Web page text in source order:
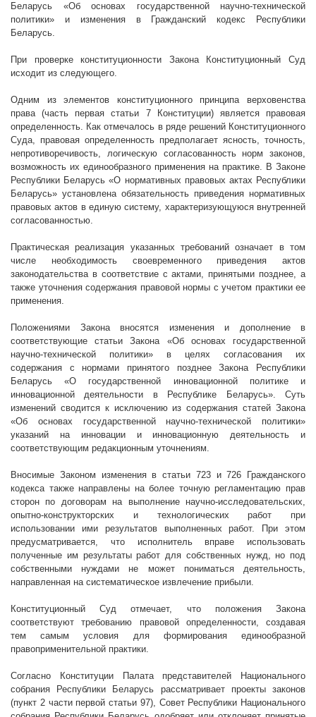
Беларусь «Об основах государственной научно-технической
политики» и изменения в Гражданский кодекс Республики
Беларусь.
При проверке конституционности Закона Конституционный Суд
исходит из следующего.
Одним из элементов конституционного принципа верховенства
права (часть первая статьи 7 Конституции) является правовая
определенность. Как отмечалось в ряде решений Конституционного
Суда, правовая определенность предполагает ясность, точность,
непротиворечивость, логическую согласованность норм законов,
возможность их единообразного применения на практике. В Законе
Республики Беларусь «О нормативных правовых актах Республики
Беларусь» установлена обязательность приведения нормативных
правовых актов в единую систему, характеризующуюся внутренней
согласованностью.
Практическая реализация указанных требований означает в том
числе необходимость своевременного приведения актов
законодательства в соответствие с актами, принятыми позднее, а
также уточнения содержания правовой нормы с учетом практики ее
применения.
Положениями Закона вносятся изменения и дополнение в
соответствующие статьи Закона «Об основах государственной
научно-технической политики» в целях согласования их
содержания с нормами принятого позднее Закона Республики
Беларусь «О государственной инновационной политике и
инновационной деятельности в Республике Беларусь». Суть
изменений сводится к исключению из содержания статей Закона
«Об основах государственной научно-технической политики»
указаний на инновации и инновационную деятельность и
соответствующим редакционным уточнениям.
Вносимые Законом изменения в статьи 723 и 726 Гражданского
кодекса также направлены на более точную регламентацию прав
сторон по договорам на выполнение научно-исследовательских,
опытно-конструкторских и технологических работ при
использовании ими результатов выполненных работ. При этом
предусматривается, что исполнитель вправе использовать
полученные им результаты работ для собственных нужд, но под
собственными нуждами не может пониматься деятельность,
направленная на систематическое извлечение прибыли.
Конституционный Суд отмечает, что положения Закона
соответствуют требованию правовой определенности, создавая
тем самым условия для формирования единообразной
правоприменительной практики.
Согласно Конституции Палата представителей Национального
собрания Республики Беларусь рассматривает проекты законов
(пункт 2 части первой статьи 97), Совет Республики Национального